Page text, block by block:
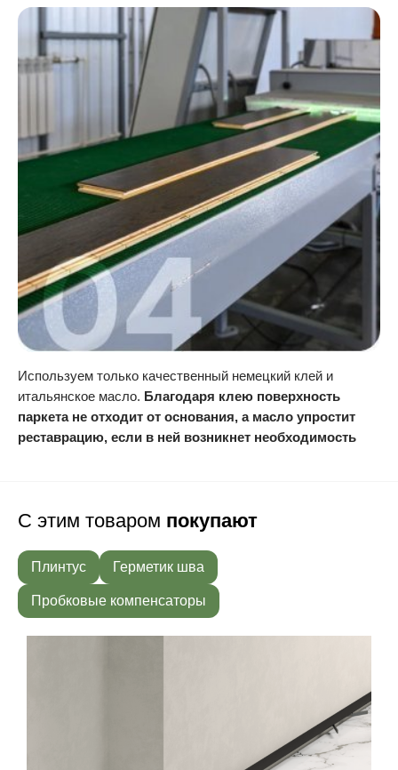
Используем только качественный немецкий клей и
итальянское масло. Благодаря клею поверхность
паркета не отходит от основания, а масло упростит
реставрацию, если в ней возникнет необходимость
С этим товаром покупают
Плинтус Герметик шва
Пробковые компенсаторы